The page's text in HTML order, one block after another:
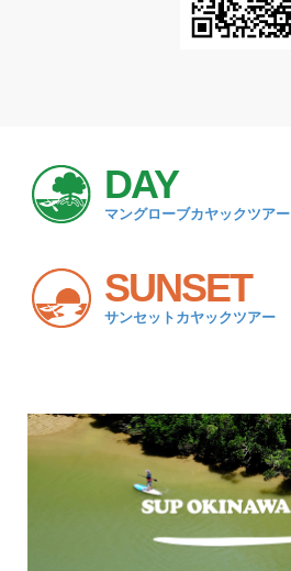
DAY
マングローブカヤックツアー
SUNSET
サンセットカヤックツアー